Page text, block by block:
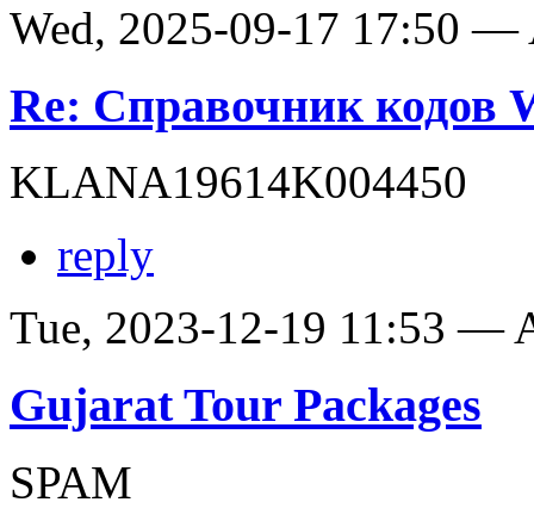
Wed, 2025-09-17 17:50 —
Re: Справочник кодов
KLANA19614K004450
reply
Tue, 2023-12-19 11:53 —
Gujarat Tour Packages
SPAM